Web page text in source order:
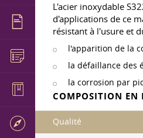
L'acier inoxydable
d'applications de ce
résistant à l'usure et
l'apparition de la
la défaillance des
la corrosion par
COMPOSITION EN
Qualité